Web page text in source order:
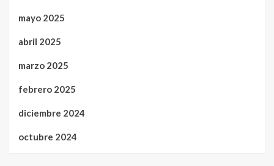
mayo 2025
abril 2025
marzo 2025
febrero 2025
diciembre 2024
octubre 2024